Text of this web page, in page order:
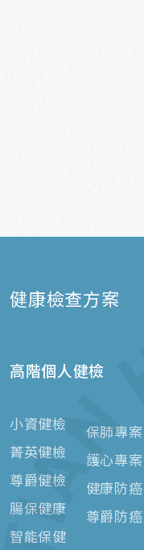
健康檢查方案
高階個人健檢
小資健檢
菁英健檢
尊爵健檢
腸保健康
智能保健
保肺專案
護心專案
健康防癌
尊爵防癌